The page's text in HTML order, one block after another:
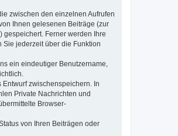
zwischen den einzelnen Aufrufen
Ihnen gelesenen Beiträge (zur
Ferner werden Ihre
jederzeit über die Funktion
ein eindeutiger Benutzername,
zwischenspeichern. In
Private Nachrichten und
Browser-
von Ihren Beiträgen oder